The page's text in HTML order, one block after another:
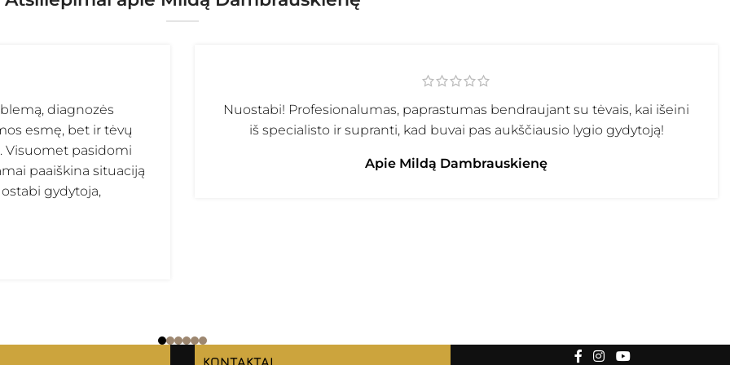
diagnozės
esmę, bet ir tėvų
Visuomet pasidomi
paaiškina situaciją
gydytoja,
Nuostabi! Profesionalumas, paprastumas bendraujant su tėvais, kai išeini
iš specialisto ir supranti, kad buvai pas aukščiausio lygio gydytoją!
Apie Mildą Dambrauskienę
KONTAKTAI